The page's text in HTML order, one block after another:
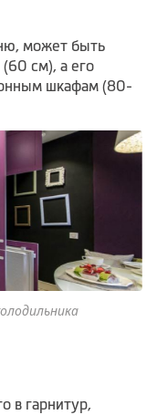
может быть
см), а его
шкафам (80-
в гарнитур,